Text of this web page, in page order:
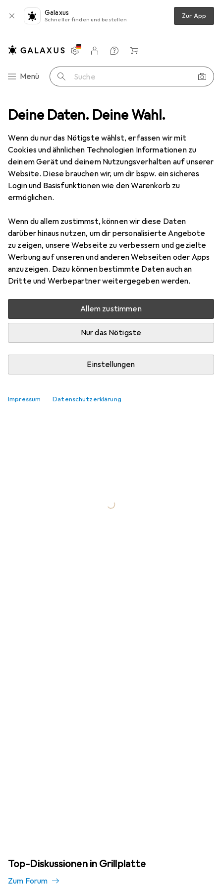
Deine Daten. Deine Wahl.
Wenn du nur das Nötigste wählst, erfassen wir mit
Cookies und ähnlichen Technologien Informationen zu
deinem Gerät und deinem Nutzungsverhalten auf unserer
Website. Diese brauchen wir, um dir bspw. ein sicheres
Login und Basisfunktionen wie den Warenkorb zu
ermöglichen.
Wenn du allem zustimmst, können wir diese Daten
darüber hinaus nutzen, um dir personalisierte Angebote
zu zeigen, unsere Webseite zu verbessern und gezielte
Werbung auf unseren und anderen Webseiten oder Apps
anzuzeigen. Dazu können bestimmte Daten auch an
Dritte und Werbepartner weitergegeben werden.
Allem zustimmen
Nur das Nötigste
Einstellungen
Impressum Datenschutzerklärung
Galaxus
Schneller finden und bestellen Zur App
Navigation nach Kategorien
Menü Suche
Einstellungen
Kundenkonto
Vergleichslisten
Merklisten
Warenkorb
Baumarkt + Garten Grill Zubehör Grill
Grillplatte
Produkte Forum
Top-Diskussionen in Grillplatte
Zum Forum